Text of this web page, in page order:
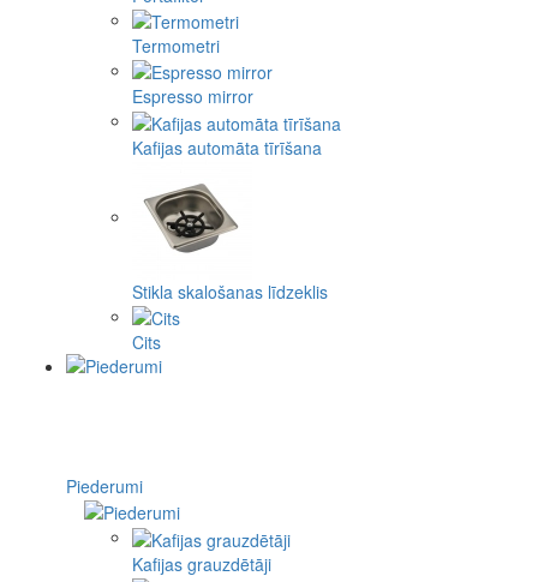
Termometri
Espresso mirror
Kafijas automāta tīrīšana
Stikla skalošanas līdzeklis
Cits
Piederumi
Kafijas grauzdētāji